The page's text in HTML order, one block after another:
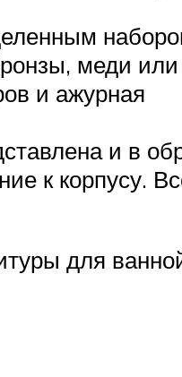
меди или
и ажурная
и в
к корпусу.
для